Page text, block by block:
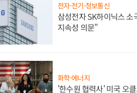
전자·전기·정보통신
삼성전자 SK하이닉스
지속성 의문"
화학·에너지
'한수원 협력사' 미국 오